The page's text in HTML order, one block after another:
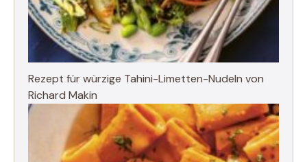
Rezept für würzige Tahini-Limetten-Nudeln von
Richard Makin